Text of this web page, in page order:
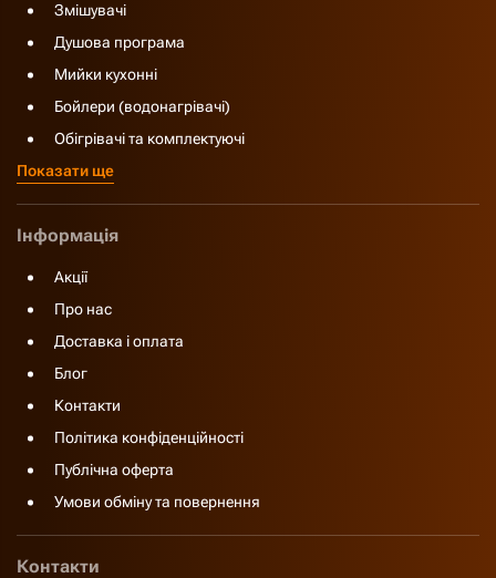
Змішувачі
Душова програма
Мийки кухонні
Бойлери (водонагрівачі)
Обігрівачі та комплектуючі
Показати ще
Інформація
Акції
Про нас
Доставка і оплата
Блог
Контакти
Політика конфіденційності
Публічна оферта
Умови обміну та повернення
Контакти